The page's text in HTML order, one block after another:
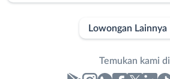
Lowongan Lainnya
Temukan kami di